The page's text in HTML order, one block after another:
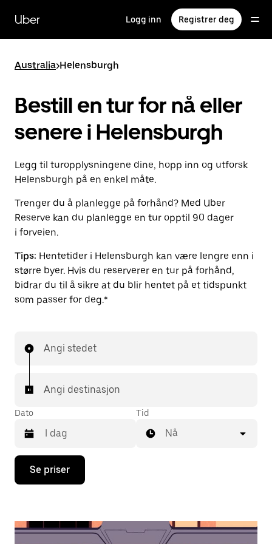
hovedinnholdet
Uber Logg inn Registrer deg
Australia>Helensburgh
Bestill en tur for nå eller
senere i Helensburgh
Legg til turopplysningene dine, hopp inn og utforsk
Helensburgh på en enkel måte.
Trenger du å planlegge på forhånd? Med Uber
Reserve kan du planlegge en tur opptil 90 dager
i forveien.
Tips: Hentetider i Helensburgh kan være lengre enn i
større byer. Hvis du reserverer en tur på forhånd,
bidrar du til å sikre at du blir hentet på et tidspunkt
som passer for deg.*
Angi stedet
Angi destinasjon
Dato
Trykk
piltast
åpne
Tid
Nå
Se priser